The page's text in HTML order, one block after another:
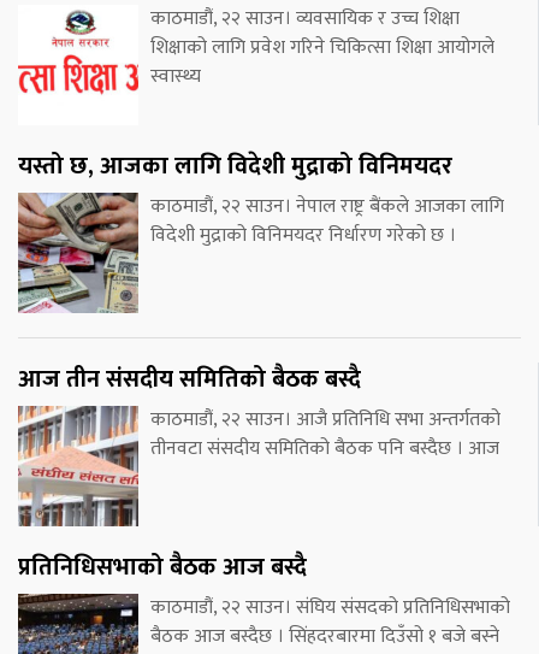
काठमाडौं, २२ साउन। व्यवसायिक र उच्च शिक्षा
शिक्षाको लागि प्रवेश गरिने चिकित्सा शिक्षा आयोगले
स्वास्थ्य
यस्तो छ, आजका लागि विदेशी मुद्राको विनिमयदर
काठमाडौं, २२ साउन। नेपाल राष्ट्र बैंकले आजका लागि
विदेशी मुद्राको विनिमयदर निर्धारण गरेको छ ।
आज तीन संसदीय समितिको बैठक बस्दै
काठमाडौं, २२ साउन। आजै प्रतिनिधि सभा अन्तर्गतको
तीनवटा संसदीय समितिको बैठक पनि बस्दैछ । आज
प्रतिनिधिसभाको बैठक आज बस्दै
काठमाडौं, २२ साउन। संघिय संसदको प्रतिनिधिसभाको
बैठक आज बस्दैछ । सिंहदरबारमा दिउँसो १ बजे बस्ने